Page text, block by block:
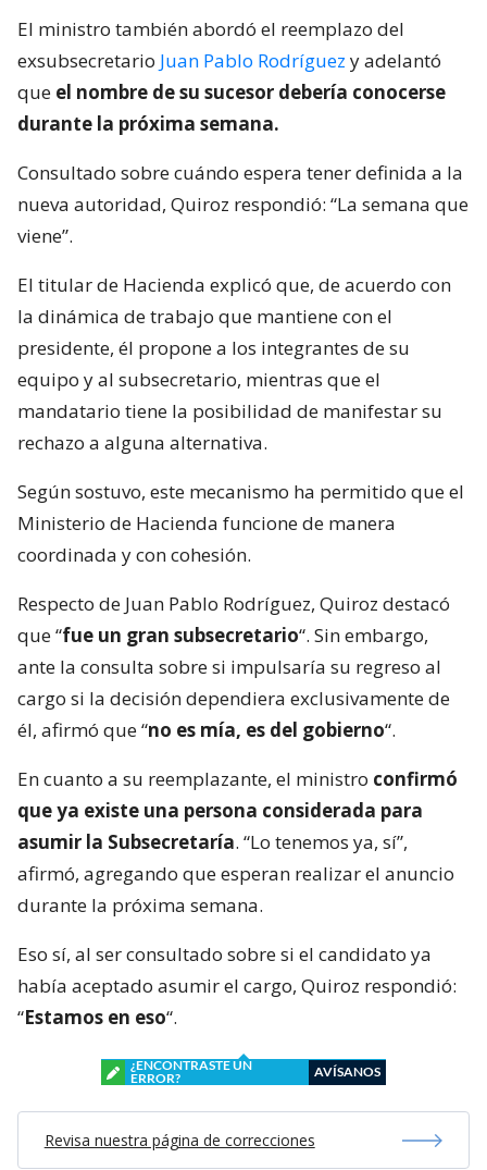
El ministro también abordó el reemplazo del
exsubsecretario Juan Pablo Rodríguez y adelantó
que el nombre de su sucesor debería conocerse
durante la próxima semana.
Consultado sobre cuándo espera tener definida a la
nueva autoridad, Quiroz respondió: “La semana que
viene”.
El titular de Hacienda explicó que, de acuerdo con
la dinámica de trabajo que mantiene con el
presidente, él propone a los integrantes de su
equipo y al subsecretario, mientras que el
mandatario tiene la posibilidad de manifestar su
rechazo a alguna alternativa.
Según sostuvo, este mecanismo ha permitido que el
Ministerio de Hacienda funcione de manera
coordinada y con cohesión.
Respecto de Juan Pablo Rodríguez, Quiroz destacó
que “fue un gran subsecretario“. Sin embargo,
ante la consulta sobre si impulsaría su regreso al
cargo si la decisión dependiera exclusivamente de
él, afirmó que “no es mía, es del gobierno“.
En cuanto a su reemplazante, el ministro confirmó
que ya existe una persona considerada para
asumir la Subsecretaría. “Lo tenemos ya, sí”,
afirmó, agregando que esperan realizar el anuncio
durante la próxima semana.
Eso sí, al ser consultado sobre si el candidato ya
había aceptado asumir el cargo, Quiroz respondió:
“Estamos en eso“.
¿ENCONTRASTE UN
ERROR?
AVÍSANOS
Revisa nuestra página de correcciones